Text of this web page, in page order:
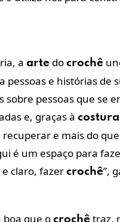
a arte do crochê
pessoas e histórias de
sobre pessoas que se
e, graças à costura
e mais do que
é um espaço para
claro, fazer crochê”,
boa que o crochê traz,